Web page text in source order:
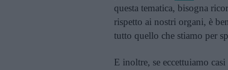
questa tematica, bisogna
rispetto ai nostri organi, è
tutto quello che stiamo per
E inoltre, se eccettuiamo